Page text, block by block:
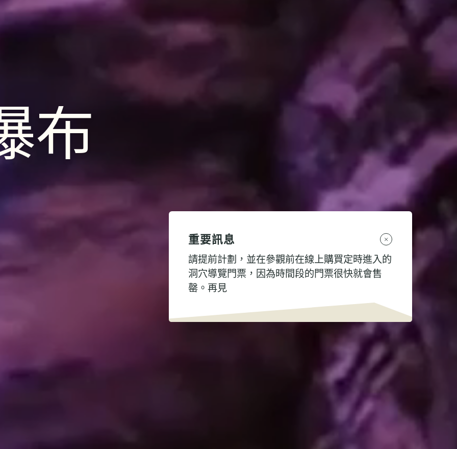
布
重要訊息
請提前計劃，並在參觀前在線上購買定時進入的
洞穴導覽門票，因為時間段的門票很快就會售
罄。再見